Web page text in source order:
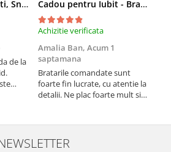
Bratara Piele Barbati, Snur Impletit si Inox Negru Cromat
de la
Cadou pentru Iubit - Bratara din Piele si Argint - mesaj Cu tine
Achizitie verificata
Amalia Ban, Acum 1
saptamana
Bratarile comandate sunt
foarte fin lucrate, cu atentie la
detalii. Ne plac foarte mult si